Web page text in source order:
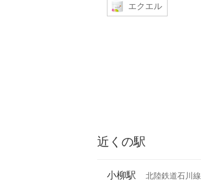
エクエル
近くの駅
小柳駅 北陸鉄道石川線